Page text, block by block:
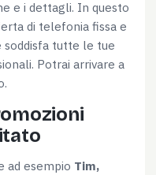
e i dettagli. In questo
di telefonia fissa e
tutte le tue
Potrai arrivare a
ad esempio Tim,